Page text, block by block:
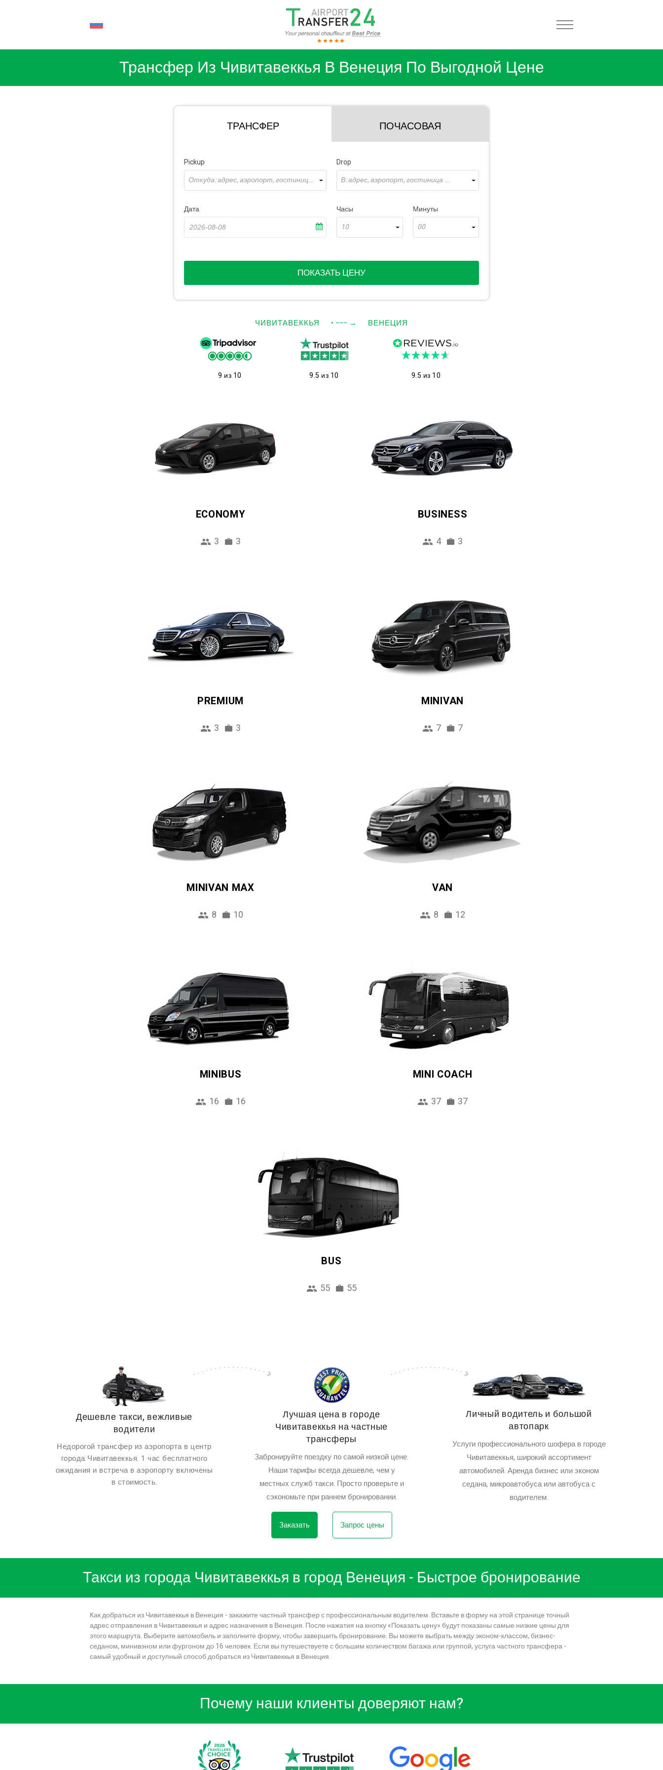
Трансфер Из Чивитавеккья В Венеция По Выгодной Цене
ТРАНСФЕР ПОЧАСОВАЯ
Pickup
Откуда: адрес, аэропорт, гостиница ...
Drop
В: адрес, аэропорт, гостиница ...
Дата
Часы
10
Минуты
00
ПОКАЗАТЬ ЦЕНУ
ЧИВИТАВЕККЬЯ • −−− → ВЕНЕЦИЯ
9 из 10 9.5 из 10 9.5 из 10
ECONOMY
3 3
BUSINESS
4 3
PREMIUM
3 3
MINIVAN
7 7
MINIVAN MAX
8 10
VAN
8 12
MINIBUS
16 16
MINI COACH
37 37
BUS
55 55
Дешевле такси, вежливые
водители
Недорогой трансфер из аэропорта в центр
города Чивитавеккья. 1 час бесплатного
ожидания и встреча в аэропорту включены
в стоимость.
Лучшая цена в городе
Чивитавеккья на частные
трансферы
Забронируйте поездку по самой низкой цене.
Наши тарифы всегда дешевле, чем у
местных служб такси. Просто проверьте и
сэкономьте при раннем бронировании.
Личный водитель и большой
автопарк
Услуги профессионального шофера в городе
Чивитавеккья, широкий ассортимент
автомобилей. Аренда бизнес или эконом
седана, микроавтобуса или автобуса с
водителем.
Заказать Запрос цены
Такси из города Чивитавеккья в город Венеция - Быстрое бронирование
Как добраться из Чивитавеккья в Венеция - закажите частный трансфер с профессиональным водителем. Вставьте в форму на этой странице точный
адрес отправления в Чивитавеккья и адрес назначения в Венеция. После нажатия на кнопку «Показать цену» будут показаны самые низкие цены для
этого маршрута. Выберите автомобиль и заполните форму, чтобы завершить бронирование. Вы можете выбрать между эконом-классом, бизнес-
седаном, минивэном или фургоном до 16 человек. Если вы путешествуете с большим количеством багажа или группой, услуга частного трансфера -
самый удобный и доступный способ добраться из Чивитавеккья в Венеция.
Почему наши клиенты доверяют нам?